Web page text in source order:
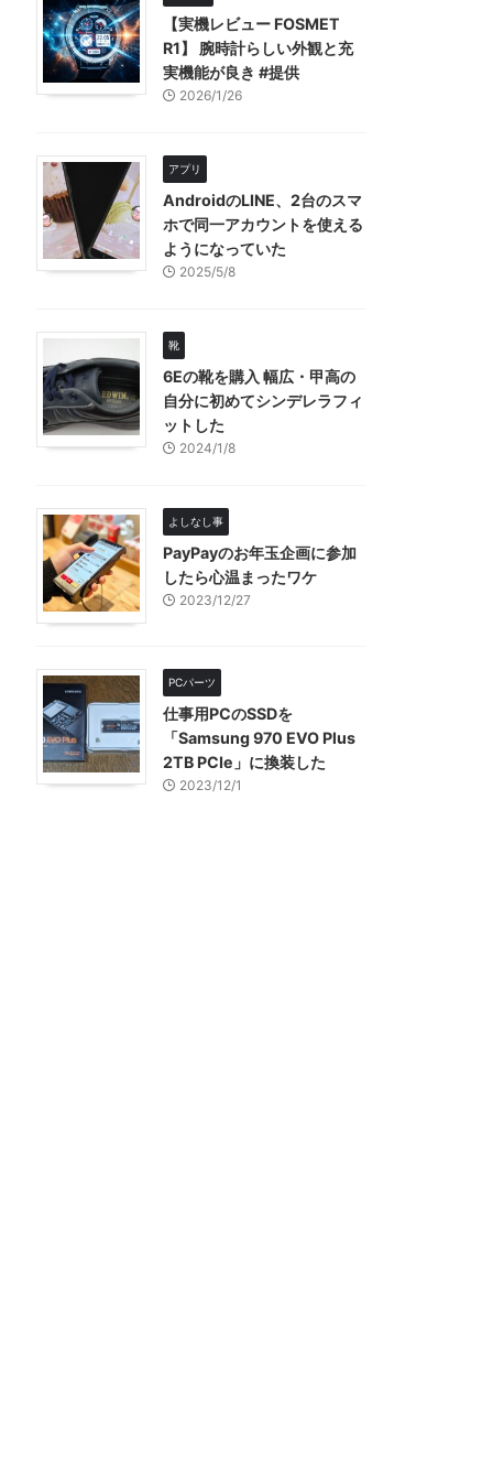
【実機レビュー FOSMET
R1】 腕時計らしい外観と充
実機能が良き #提供
2026/1/26
アプリ
AndroidのLINE、2台のスマ
ホで同一アカウントを使える
ようになっていた
2025/5/8
靴
6Eの靴を購入 幅広・甲高の
自分に初めてシンデレラフィ
ットした
2024/1/8
よしなし事
PayPayのお年玉企画に参加
したら心温まったワケ
2023/12/27
PCパーツ
仕事用PCのSSDを
「Samsung 970 EVO Plus
2TB PCIe」に換装した
2023/12/1